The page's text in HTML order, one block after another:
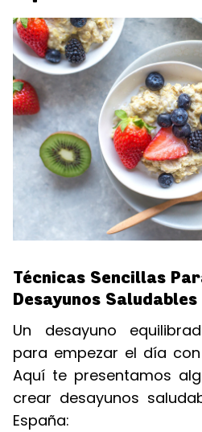
Técnicas Sencillas
Desayunos Saludables
Un desayuno
para empezar el día
Aquí te presentamos
crear desayunos
España: